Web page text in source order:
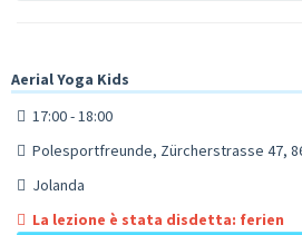
Aerial Yoga Kids
17:00 - 18:00
Polesportfreunde, Zürcherstrasse 47,
Jolanda
La lezione è stata disdetta: ferien